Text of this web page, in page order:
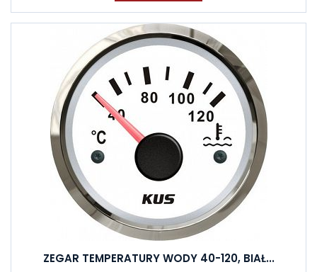
ZEGAR TEMPERATURY WODY 40-120, BIAŁ...